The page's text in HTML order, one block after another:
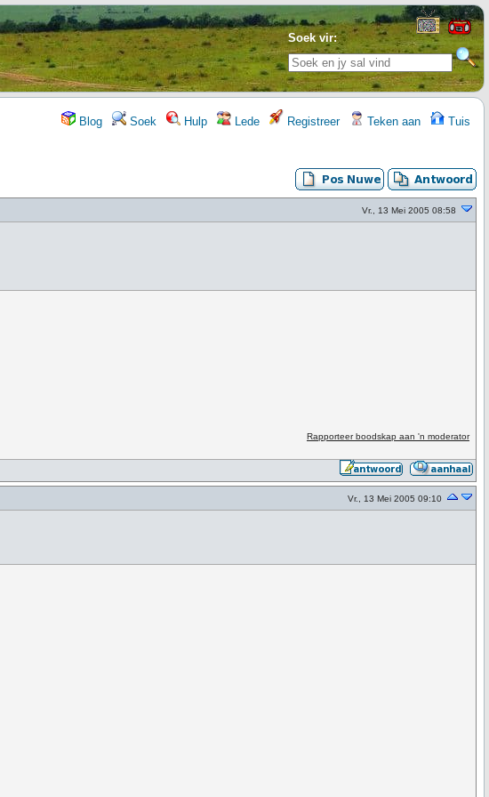
Soek vir:
Blog Soek Hulp Lede Registreer Teken aan Tuis
Vr., 13 Mei 2005 08:58
Rapporteer boodskap aan 'n moderator
Vr., 13 Mei 2005 09:10